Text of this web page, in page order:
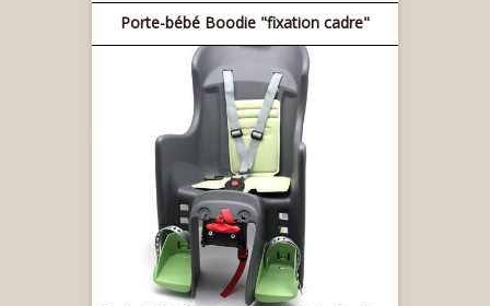
Porte-bébé Boodie "fixation cadre"